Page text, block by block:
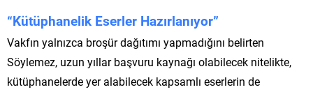
“Kütüphanelik Eserler Hazırlanıyor”
Vakfın yalnızca broşür dağıtımı yapmadığını belirten
Söylemez, uzun yıllar başvuru kaynağı olabilecek nitelikte,
kütüphanelerde yer alabilecek kapsamlı eserlerin de